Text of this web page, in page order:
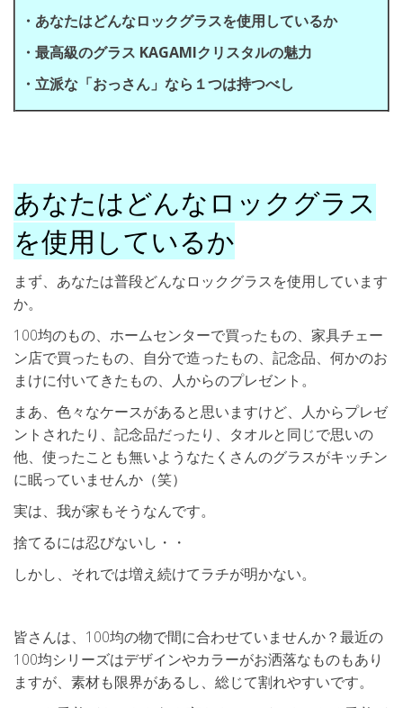
・あなたはどんなロックグラスを使用しているか
・最高級のグラス KAGAMIクリスタルの魅力
・立派な「おっさん」なら１つは持つべし
あなたはどんなロックグラス
を使用しているか
まず、あなたは普段どんなロックグラスを使用しています
か。
100均のもの、ホームセンターで買ったもの、家具チェー
ン店で買ったもの、自分で造ったもの、記念品、何かのお
まけに付いてきたもの、人からのプレゼント。
まあ、色々なケースがあると思いますけど、人からプレゼ
ントされたり、記念品だったり、タオルと同じで思いの
他、使ったことも無いようなたくさんのグラスがキッチン
に眠っていませんか（笑）
実は、我が家もそうなんです。
捨てるには忍びないし・・
しかし、それでは増え続けてラチが明かない。
皆さんは、100均の物で間に合わせていませんか？最近の
100均シリーズはデザインやカラーがお洒落なものもあり
ますが、素材も限界があるし、総じて割れやすいです。